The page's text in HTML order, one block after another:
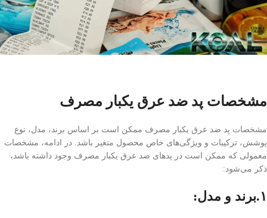
مشخصات پد ضد عرق یکبار مصرف
مشخصات پد ضد عرق یکبار مصرف ممکن است بر اساس برند، مدل، نوع
پوشش، ترکیبات و ویژگی‌های خاص محصول متغیر باشد. در ادامه، مشخصات
معمولی که ممکن است در پدهای ضد عرق یکبار مصرف وجود داشته باشد،
ذکر می‌شود:
۱.برند و مدل: